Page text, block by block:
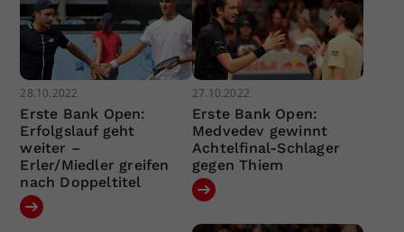
28.10.2022
Erste Bank Open:
Erfolgslauf geht
weiter –
Erler/Miedler greifen
nach Doppeltitel
27.10.2022
Erste Bank Open:
Medvedev gewinnt
Achtelfinal-Schlager
gegen Thiem